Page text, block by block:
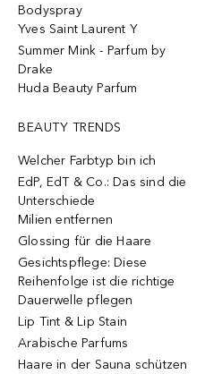
Bodyspray
Yves Saint Laurent Y
Summer Mink - Parfum by
Drake
Huda Beauty Parfum
BEAUTY TRENDS
Welcher Farbtyp bin ich
EdP, EdT & Co.: Das sind die
Unterschiede
Milien entfernen
Glossing für die Haare
Gesichtspflege: Diese
Reihenfolge ist die richtige
Dauerwelle pflegen
Lip Tint & Lip Stain
Arabische Parfums
Haare in der Sauna schützen